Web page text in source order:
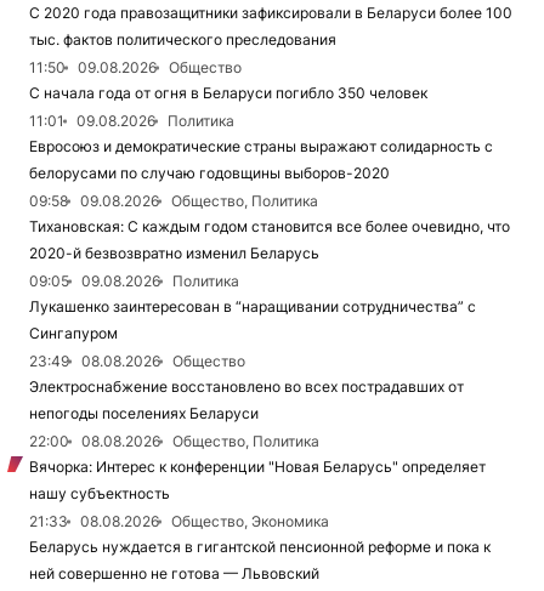
С 2020 года правозащитники зафиксировали в Беларуси более 100
тыс. фактов политического преследования
11:50
09.08.2026
Общество
С начала года от огня в Беларуси погибло 350 человек
11:01
09.08.2026
Политика
Евросоюз и демократические страны выражают солидарность с
белорусами по случаю годовщины выборов-2020
09:58
09.08.2026
Общество, Политика
Тихановская: С каждым годом становится все более очевидно, что
2020-й безвозвратно изменил Беларусь
09:05
09.08.2026
Политика
Лукашенко заинтересован в “наращивании сотрудничества” с
Сингапуром
23:49
08.08.2026
Общество
Электроснабжение восстановлено во всех пострадавших от
непогоды поселениях Беларуси
22:00
08.08.2026
Общество, Политика
Вячорка: Интерес к конференции "Новая Беларусь" определяет
нашу субъектность
21:33
08.08.2026
Общество, Экономика
Беларусь нуждается в гигантской пенсионной реформе и пока к
ней совершенно не готова — Львовский